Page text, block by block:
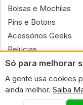
Só para melhorar
A gente usa cookies
ainda melhor. Saiba
Bolsas e Mochilas
Pins e Botons
Acessórios Geeks
Pelúcias
Bonecas